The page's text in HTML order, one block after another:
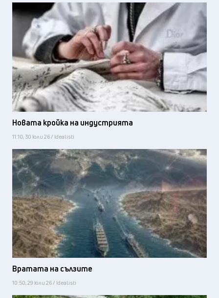
Новата кройка на индустрията
11:10, 30 юли 26 / Idealisti
Вратата на сълзите
10:50, 29 юли 26 / Idealisti